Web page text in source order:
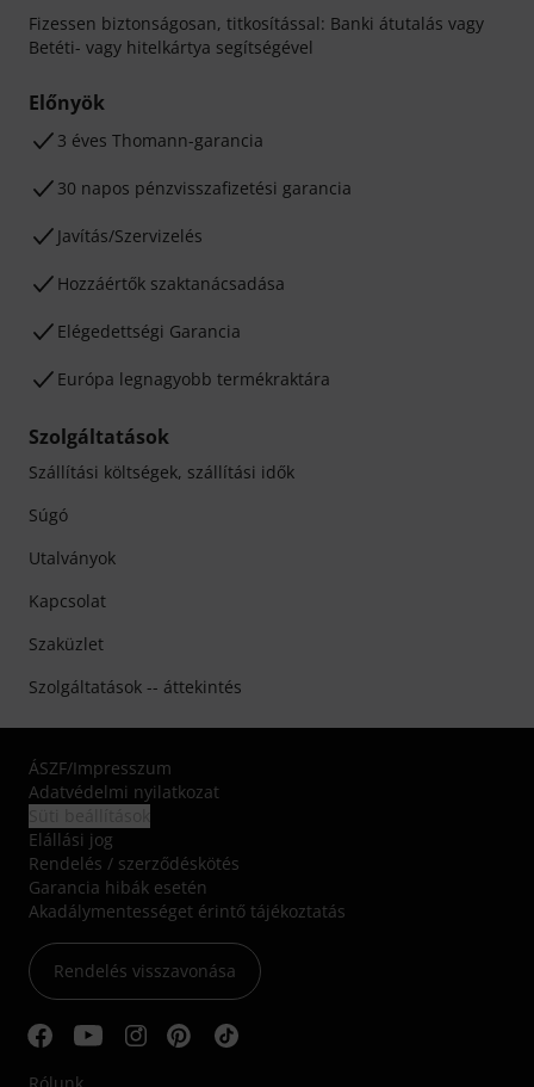
Fizessen biztonságosan, titkosítással: Banki átutalás vagy
Betéti- vagy hitelkártya segítségével
Előnyök
3 éves Thomann-garancia
30 napos pénzvisszafizetési garancia
Javítás/Szervizelés
Hozzáértők szaktanácsadása
Elégedettségi Garancia
Európa legnagyobb termékraktára
Szolgáltatások
Szállítási költségek, szállítási idők
Súgó
Utalványok
Kapcsolat
Szaküzlet
Szolgáltatások -- áttekintés
ÁSZF/Impresszum
Adatvédelmi nyilatkozat
Elállási jog
Rendelés / szerződéskötés
Garancia hibák esetén
Akadálymentességet érintő tájékoztatás
Rendelés visszavonása